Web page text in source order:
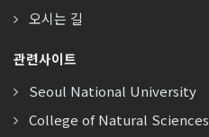
오시는 길
관련사이트
Seoul National University
College of Natural Sciences